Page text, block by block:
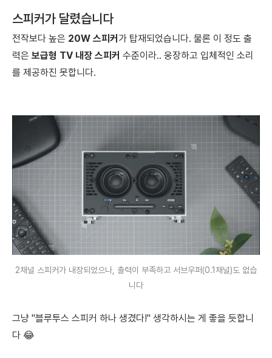
스피커가 달렸습니다
전작보다 높은 20W 스피커 가 탑재되었습니다. 물론 이 정도 출
력은 보급형 TV 내장 스피커 수준이라.. 웅장하고 입체적인 소리
를 제공하진 못합니다.
2채널 스피커가 내장되었으나, 출력이 부족하고 서브우퍼(0.1채널)도 없습
니다
그냥 "블루투스 스피커 하나 생겼다!" 생각하시는 게 좋을 듯합니
다 😂